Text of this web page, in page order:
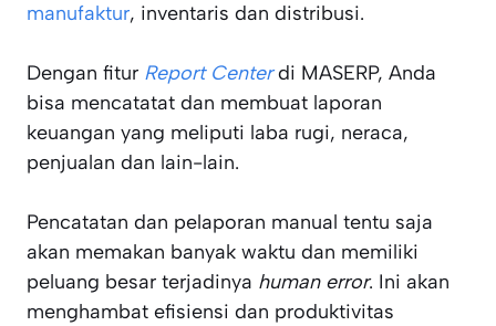
manufaktur, inventaris dan distribusi.
Dengan fitur Report Centerdi MASERP, Anda
bisa mencatatat dan membuat laporan
keuangan yang meliputi laba rugi, neraca,
penjualan dan lain-lain.
Pencatatan dan pelaporan manual tentu saja
akan memakan banyak waktu dan memiliki
peluang besar terjadinya human error. Ini akan
menghambat efisiensi dan produktivitas